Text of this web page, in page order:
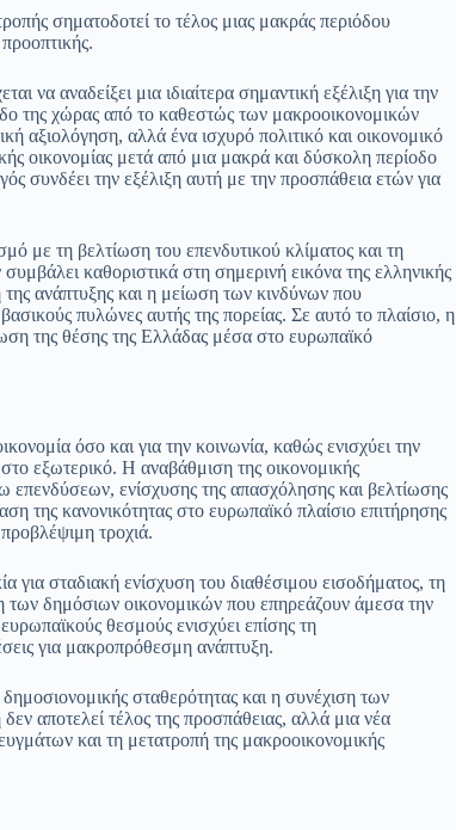
σηματοδοτεί το τέλος μιας μακράς περιόδου
αναδείξει μια ιδιαίτερα σημαντική εξέλιξη για την
της χώρας από το καθεστώς των μακροοικονομικών
αξιολόγηση, αλλά ένα ισχυρό πολιτικό και οικονομικό
οικονομίας μετά από μια μακρά και δύσκολη περίοδο
την εξέλιξη αυτή με την προσπάθεια ετών για
με τη βελτίωση του επενδυτικού κλίματος και τη
καθοριστικά στη σημερινή εικόνα της ελληνικής
ανάπτυξης και η μείωση των κινδύνων που
πυλώνες αυτής της πορείας. Σε αυτό το πλαίσιο, η
της θέσης της Ελλάδας μέσα στο ευρωπαϊκό
όσο και για την κοινωνία, καθώς ενισχύει την
εξωτερικό. Η αναβάθμιση της οικονομικής
επενδύσεων, ενίσχυσης της απασχόλησης και βελτίωσης
της κανονικότητας στο ευρωπαϊκό πλαίσιο επιτήρησης
προβλέψιμη τροχιά.
για σταδιακή ενίσχυση του διαθέσιμου εισοδήματος, τη
των δημόσιων οικονομικών που επηρεάζουν άμεσα την
θεσμούς ενισχύει επίσης τη
για μακροπρόθεσμη ανάπτυξη.
σταθερότητας και η συνέχιση των
αποτελεί τέλος της προσπάθειας, αλλά μια νέα
και τη μετατροπή της μακροοικονομικής